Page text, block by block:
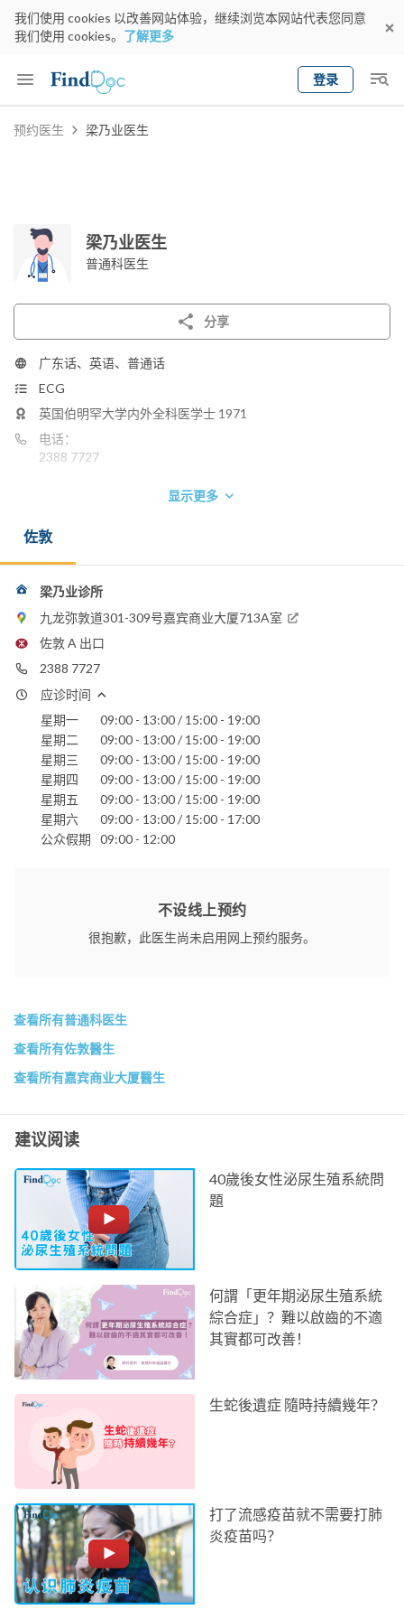
我们使用 cookies 以改善网站体验，继续浏览本网站代表您同意
我们使用 cookies。 了解更多
登录
Keyword
预约医生 梁乃业医生
梁乃业医生
普通科医生
分享
广东话、英语、普通话
ECG
英国伯明罕大学内外全科医学士 1971
电话：
2388 7727
显示更多
佐敦
梁乃业诊所
九龙弥敦道301-309号嘉宾商业大厦713A室
佐敦 A 出口
2388 7727
应诊时间
星期一
09:00 - 13:00 / 15:00 - 19:00
星期二
09:00 - 13:00 / 15:00 - 19:00
星期三
09:00 - 13:00 / 15:00 - 19:00
星期四
09:00 - 13:00 / 15:00 - 19:00
星期五
09:00 - 13:00 / 15:00 - 19:00
星期六
09:00 - 13:00 / 15:00 - 17:00
公众假期
09:00 - 12:00
不设线上预约
很抱歉，此医生尚未启用网上预约服务。
查看所有普通科医生
查看所有佐敦醫生
查看所有嘉宾商业大厦醫生
建议阅读
40歲後女性泌尿生殖系統問
題
何謂「更年期泌尿生殖系統
綜合症」？難以啟齒的不適
其實都可改善！
生蛇後遺症 隨時持續幾年？
打了流感疫苗就不需要打肺
炎疫苗吗？